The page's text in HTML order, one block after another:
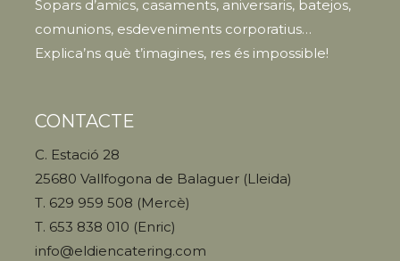
Sopars d’amics, casaments, aniversaris, batejos,
comunions, esdeveniments corporatius…
Explica’ns què t’imagines, res és impossible!
CONTACTE
C. Estació 28
25680 Vallfogona de Balaguer (Lleida)
T. 629 959 508 (Mercè)
T. 653 838 010 (Enric)
info@eldiencatering.com